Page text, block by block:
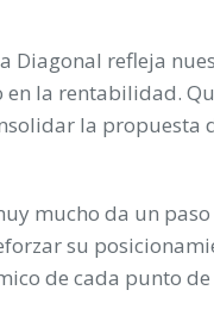
Diagonal refleja
en la rentabilidad.
la propuesta
mucho da un
su
de cada punto de